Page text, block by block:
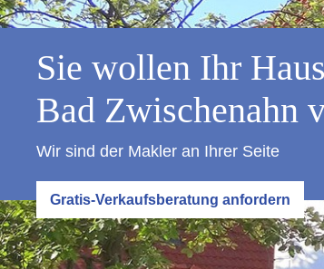
Sie wollen Ihr
Bad Zwischenahn
Wir sind der Makler an Ihrer Seite
Gratis-Verkaufsberatung anfordern